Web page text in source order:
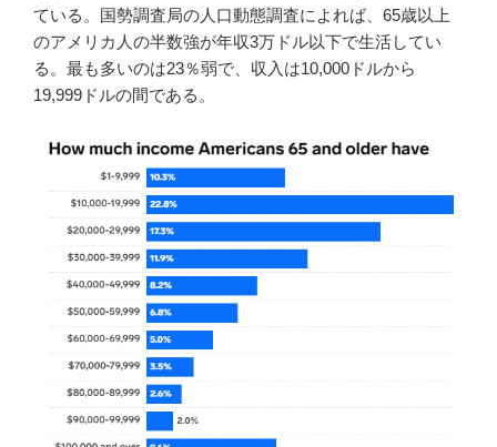
ている。国勢調査局の人口動態調査によれば、65歳以上
のアメリカ人の半数強が年収3万ドル以下で生活してい
る。最も多いのは23％弱で、収入は10,000ドルから
19,999ドルの間である。